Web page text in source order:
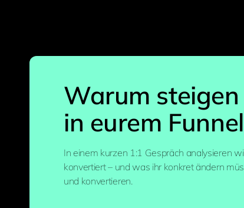
Warum
in eurem
In einem kurzen 1:1 Gespräch analysieren
konvertiert – und was ihr konkret ändern
und konvertieren.